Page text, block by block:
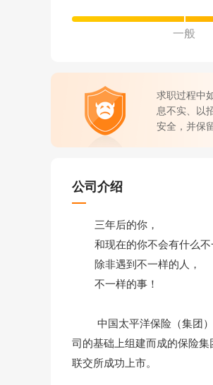
一般
求职过程中
息不实、以
安全，并保
公司介绍
三年后的你，
和现在的你不会有什么不
除非遇到不一样的人，
不一样的事！
中国太平洋保险（集团）
司的基础上组建而成的保险
联交所成功上市。